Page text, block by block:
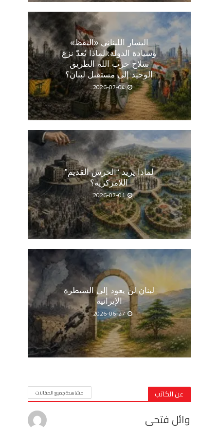
اليسار اللبناني «اليقظ»
وسيادة الدولة: لماذا يُعدّ نزع
سلاح حزب الله الطريق
الوحيد إلى مستقبل لبنان؟
2026-07-04
لماذا يريد “الحرس القديم”
اللامركزية؟
2026-07-01
لبنان لن يعود إلى السيطرة
الإيرانية
2026-06-27
عن الكاتب مشاهدة جميع المقالات
وائل فتحى